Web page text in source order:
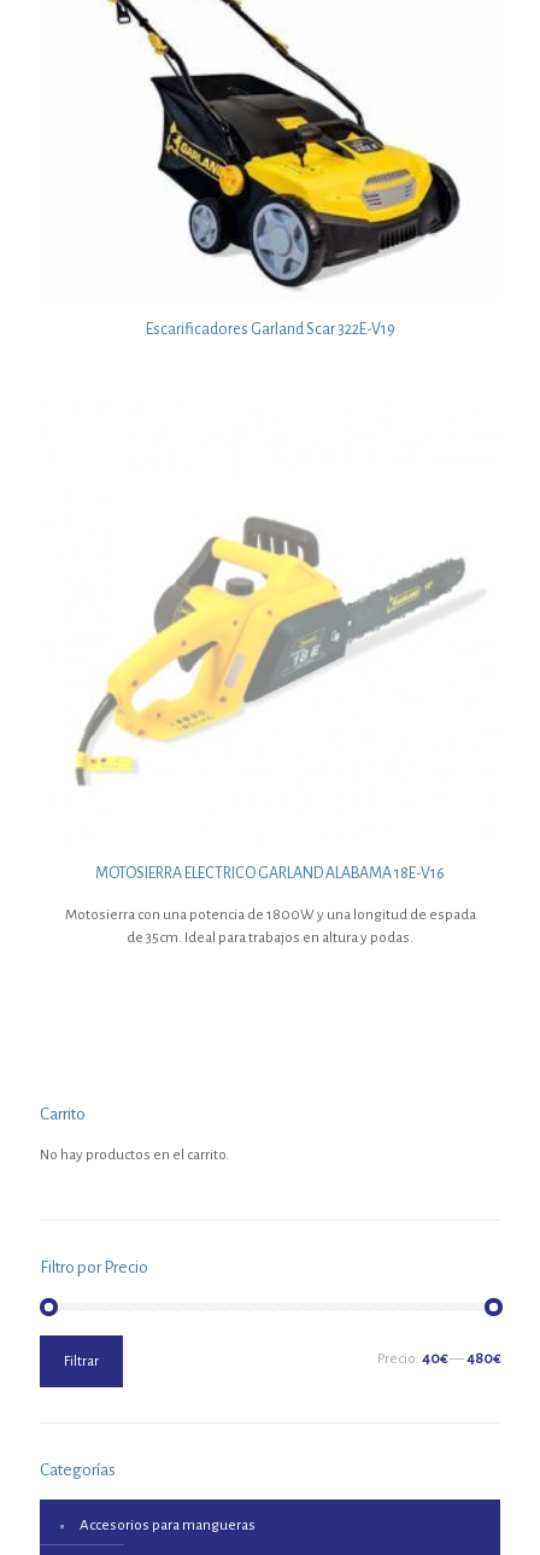
Escarificadores Garland Scar 322E-V19
MOTOSIERRA ELECTRICO GARLAND ALABAMA 18E-V16
Motosierra con una potencia de 1800W y una longitud de espada
de 35cm. Ideal para trabajos en altura y podas.
Carrito
No hay productos en el carrito.
Filtro por Precio
mínimo
máximo
Filtrar Precio: 40€—480€
Categorías
Accesorios para mangueras